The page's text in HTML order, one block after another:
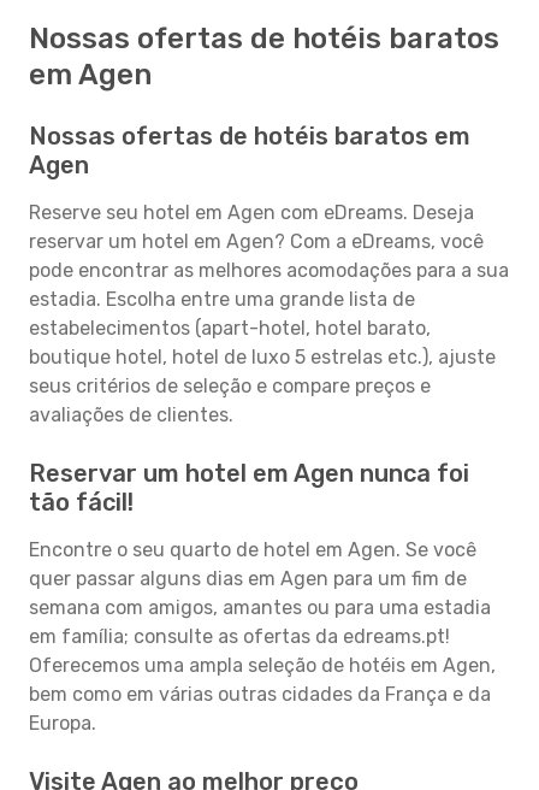
Nossas ofertas de hotéis baratos
em Agen
Nossas ofertas de hotéis baratos em
Agen
Reserve seu hotel em Agen com eDreams. Deseja
reservar um hotel em Agen? Com a eDreams, você
pode encontrar as melhores acomodações para a sua
estadia. Escolha entre uma grande lista de
estabelecimentos (apart-hotel, hotel barato,
boutique hotel, hotel de luxo 5 estrelas etc.), ajuste
seus critérios de seleção e compare preços e
avaliações de clientes.
Reservar um hotel em Agen nunca foi
tão fácil!
Encontre o seu quarto de hotel em Agen. Se você
quer passar alguns dias em Agen para um fim de
semana com amigos, amantes ou para uma estadia
em família; consulte as ofertas da edreams.pt!
Oferecemos uma ampla seleção de hotéis em Agen,
bem como em várias outras cidades da França e da
Europa.
Visite Agen ao melhor preço